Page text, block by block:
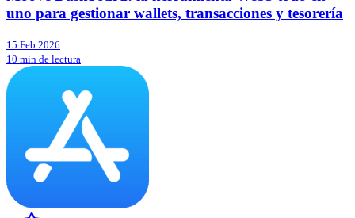
uno para gestionar wallets, transacciones y tesorería
15 Feb 2026
10 min de lectura